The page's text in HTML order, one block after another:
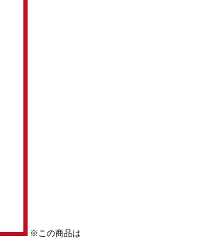
※この商品は